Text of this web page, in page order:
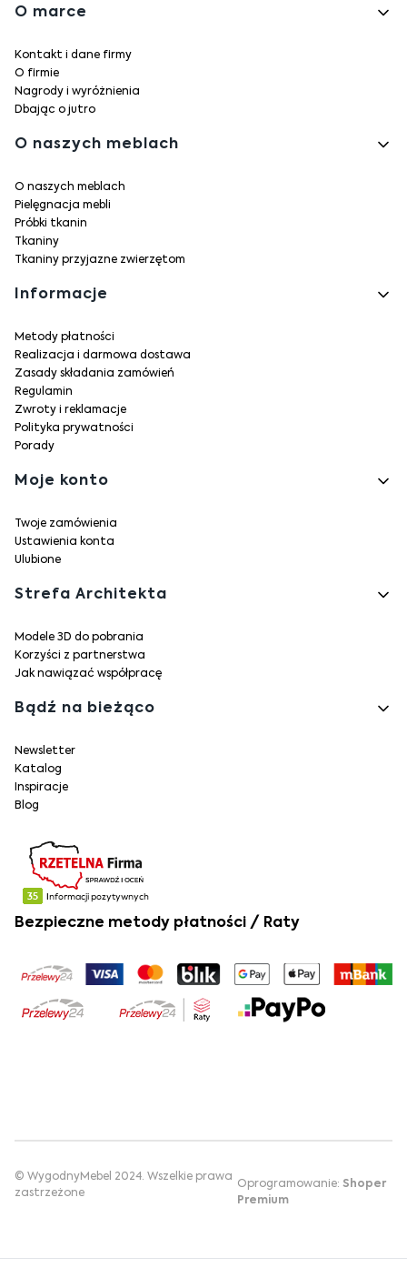
Linki w stopce
O marce
Kontakt i dane firmy
O firmie
Nagrody i wyróżnienia
Dbając o jutro
O naszych meblach
O naszych meblach
Pielęgnacja mebli
Próbki tkanin
Tkaniny
Tkaniny przyjazne zwierzętom
Informacje
Metody płatności
Realizacja i darmowa dostawa
Zasady składania zamówień
Regulamin
Zwroty i reklamacje
Polityka prywatności
Porady
Moje konto
Twoje zamówienia
Ustawienia konta
Ulubione
Strefa Architekta
Modele 3D do pobrania
Korzyści z partnerstwa
Jak nawiązać współpracę
Bądź na bieżąco
Newsletter
Katalog
Inspiracje
Blog
Bezpieczne metody płatności / Raty
© WygodnyMebel 2024. Wszelkie prawa
zastrzeżone
Oprogramowanie: Shoper
Premium